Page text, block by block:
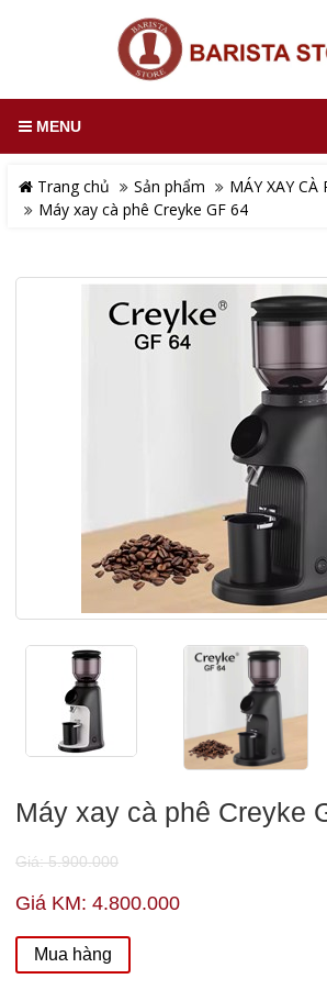
MENU
Trang chủ Sản phẩm
MÁY XAY CÀ
Máy xay cà phê Creyke GF 64
Máy xay cà phê Creyke
Giá: 5.900.000
Giá KM: 4.800.000
Mua hàng